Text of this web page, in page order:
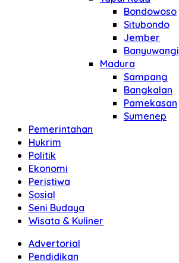
Bondowoso
Situbondo
Jember
Banyuwangi
Madura
Sampang
Bangkalan
Pamekasan
Sumenep
Pemerintahan
Hukrim
Politik
Ekonomi
Peristiwa
Sosial
Seni Budaya
Wisata & Kuliner
Advertorial
Pendidikan